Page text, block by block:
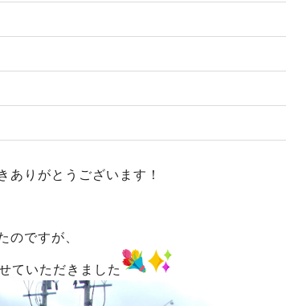
ありがとうございます！
のですが、
ていただきました